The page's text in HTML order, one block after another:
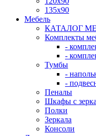
135x90
Мебель
КАТАЛОГ
Комплекты
-
-
Тумбы
-
-
Пеналы
Шкафы с
Полки
Зеркала
Консоли